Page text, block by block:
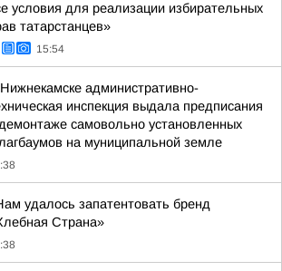
условия для реализации избирательных
татарстанцев»
15:54
административно-
инспекция выдала предписания
самовольно установленных
на муниципальной земле
удалось запатентовать бренд
Страна»